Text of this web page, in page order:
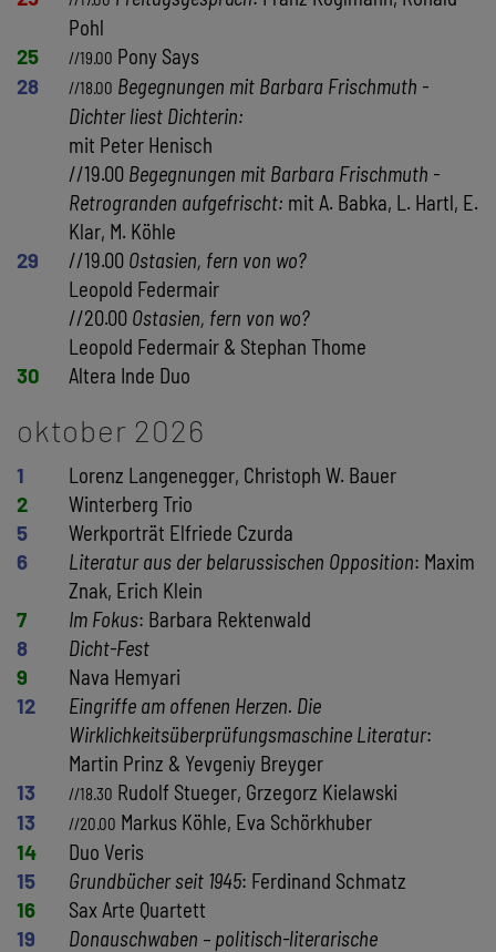
Pohl
25
//19.00 Pony Says
28
//18.00 Begegnungen mit Barbara Frischmuth -
Dichter liest Dichterin:
mit Peter Henisch
//19.00 Begegnungen mit Barbara Frischmuth -
Retrogranden aufgefrischt: mit A. Babka, L. Hartl, E.
Klar, M. Köhle
29
//19.00 Ostasien, fern von wo?
Leopold Federmair
//20.00 Ostasien, fern von wo?
Leopold Federmair & Stephan Thome
30
Altera Inde Duo
oktober 2026
1
Lorenz Langenegger, Christoph W. Bauer
2
Winterberg Trio
5
Werkporträt Elfriede Czurda
6
Literatur aus der belarussischen Opposition: Maxim
Znak, Erich Klein
7
Im Fokus: Barbara Rektenwald
8
Dicht-Fest
9
Nava Hemyari
12
Eingriffe am offenen Herzen. Die
Wirklichkeitsüberprüfungsmaschine Literatur:
Martin Prinz & Yevgeniy Breyger
13
//18.30 Rudolf Stueger, Grzegorz Kielawski
13
//20.00 Markus Köhle, Eva Schörkhuber
14
Duo Veris
15
Grundbücher seit 1945: Ferdinand Schmatz
16
Sax Arte Quartett
19
Donauschwaben – politisch-literarische